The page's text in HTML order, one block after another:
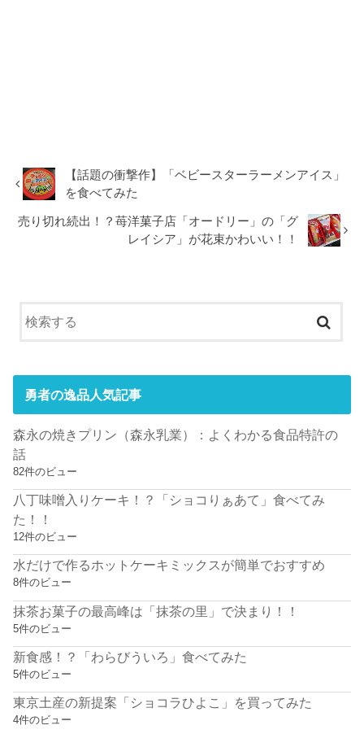
【話題の衝撃作】「ベビースターラーメンアイス」
を食べてみた
売り切れ続出！？苺洋菓子店「オードリー」の「グ
レイシア」が花束かわいい！！
勇者の逸品人気記事
森永の焼きプリン（森永乳業）：よくわかる食品特許の
話
82件のビュー
八丁味噌入りケーキ！？「ショコりぁあて」食べてみ
た！！
12件のビュー
水だけで作るホットケーキミックスが簡単でおすすめ
8件のビュー
抹茶お菓子の最高峰は「抹茶の里」で決まり！！
5件のビュー
新食感！？「わらびういろ」食べてみた
5件のビュー
東京土産の新提案「ショコラひよこ」を買ってみた
4件のビュー